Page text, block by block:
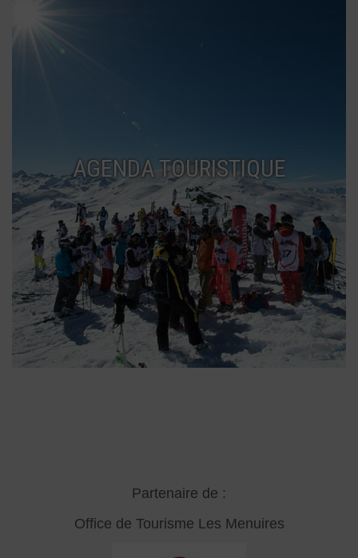
AGENDA TOURISTIQUE
Partenaire de :
Office de Tourisme Les Menuires